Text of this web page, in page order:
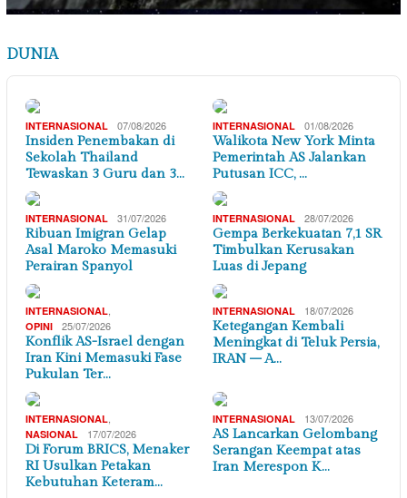
DUNIA
INTERNASIONAL 07/08/2026
Insiden Penembakan di
Sekolah Thailand
Tewaskan 3 Guru dan 3…
INTERNASIONAL 01/08/2026
Walikota New York Minta
Pemerintah AS Jalankan
Putusan ICC, …
INTERNASIONAL 31/07/2026
Ribuan Imigran Gelap
Asal Maroko Memasuki
Perairan Spanyol
INTERNASIONAL 28/07/2026
Gempa Berkekuatan 7,1 SR
Timbulkan Kerusakan
Luas di Jepang
INTERNASIONAL,
OPINI 25/07/2026
Konflik AS-Israel dengan
Iran Kini Memasuki Fase
Pukulan Ter…
INTERNASIONAL 18/07/2026
Ketegangan Kembali
Meningkat di Teluk Persia,
IRAN – A…
INTERNASIONAL,
NASIONAL 17/07/2026
Di Forum BRICS, Menaker
RI Usulkan Petakan
Kebutuhan Keteram…
INTERNASIONAL 13/07/2026
AS Lancarkan Gelombang
Serangan Keempat atas
Iran Merespon K…